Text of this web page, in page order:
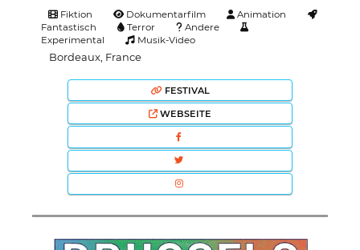
Fiktion Dokumentarfilm
Animation
Fantastisch
Terror
Andere
Experimental
Musik-Video
Bordeaux, France
FESTIVAL
WEBSEITE